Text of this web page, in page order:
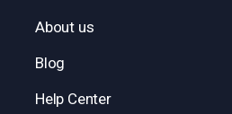
About us
Blog
Help Center